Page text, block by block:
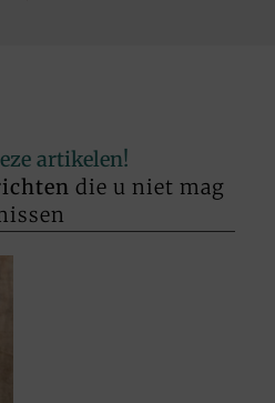
artikelen!
die u niet mag